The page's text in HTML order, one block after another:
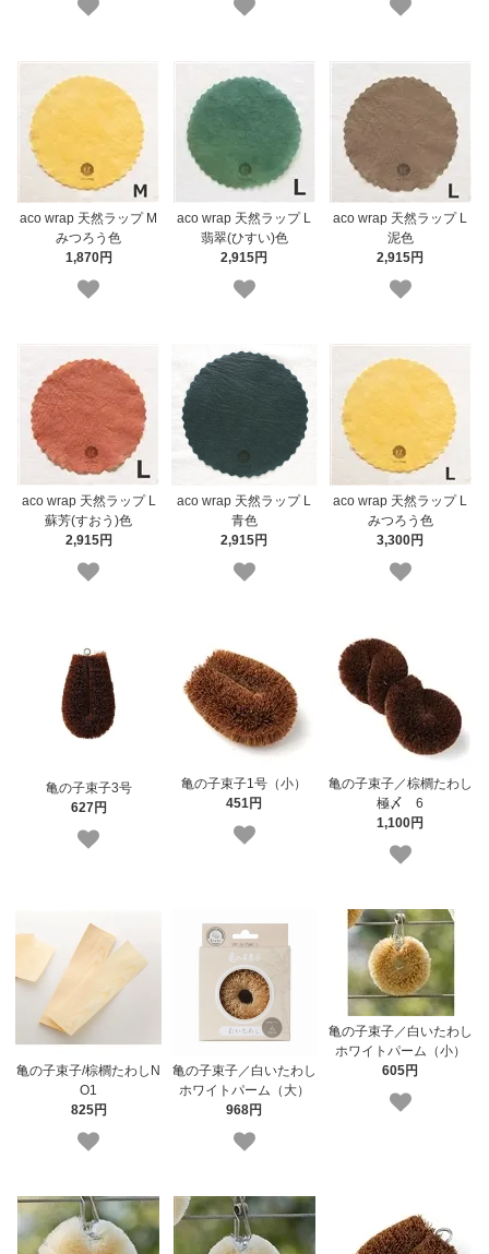
aco wrap 天然ラップ M
みつろう色
1,870円
aco wrap 天然ラップ L
翡翠(ひすい)色
2,915円
aco wrap 天然ラップ L
泥色
2,915円
aco wrap 天然ラップ L
蘇芳(すおう)色
2,915円
aco wrap 天然ラップ L
青色
2,915円
aco wrap 天然ラップ L
みつろう色
3,300円
亀の子束子3号
627円
亀の子束子1号（小）
451円
亀の子束子／棕櫚たわし
極〆 6
1,100円
亀の子束子/棕櫚たわしN
O1
825円
亀の子束子／白いたわし
ホワイトパーム（大）
968円
亀の子束子／白いたわし
ホワイトパーム（小）
605円